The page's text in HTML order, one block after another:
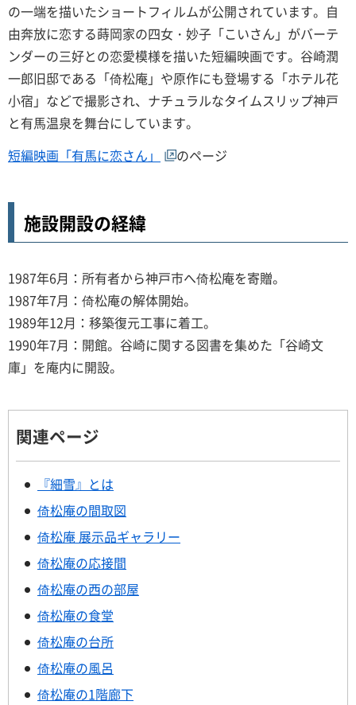
の一端を描いたショートフィルムが公開されています。自
由奔放に恋する蒔岡家の四女・妙子「こいさん」がバーテ
ンダーの三好との恋愛模様を描いた短編映画です。谷崎潤
一郎旧邸である「倚松庵」や原作にも登場する「ホテル花
小宿」などで撮影され、ナチュラルなタイムスリップ神戸
と有馬温泉を舞台にしています。
短編映画「有馬に恋さん」
のページ
施設開設の経緯
1987年6月：所有者から神戸市へ倚松庵を寄贈。
1987年7月：倚松庵の解体開始。
1989年12月：移築復元工事に着工。
1990年7月：開館。谷崎に関する図書を集めた「谷崎文
庫」を庵内に開設。
関連ページ
『細雪』とは
倚松庵の間取図
倚松庵 展示品ギャラリー
倚松庵の応接間
倚松庵の西の部屋
倚松庵の食堂
倚松庵の台所
倚松庵の風呂
倚松庵の1階廊下